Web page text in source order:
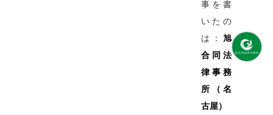
事を書
いたの
は：旭
合同法
律事務
所（名
古屋）